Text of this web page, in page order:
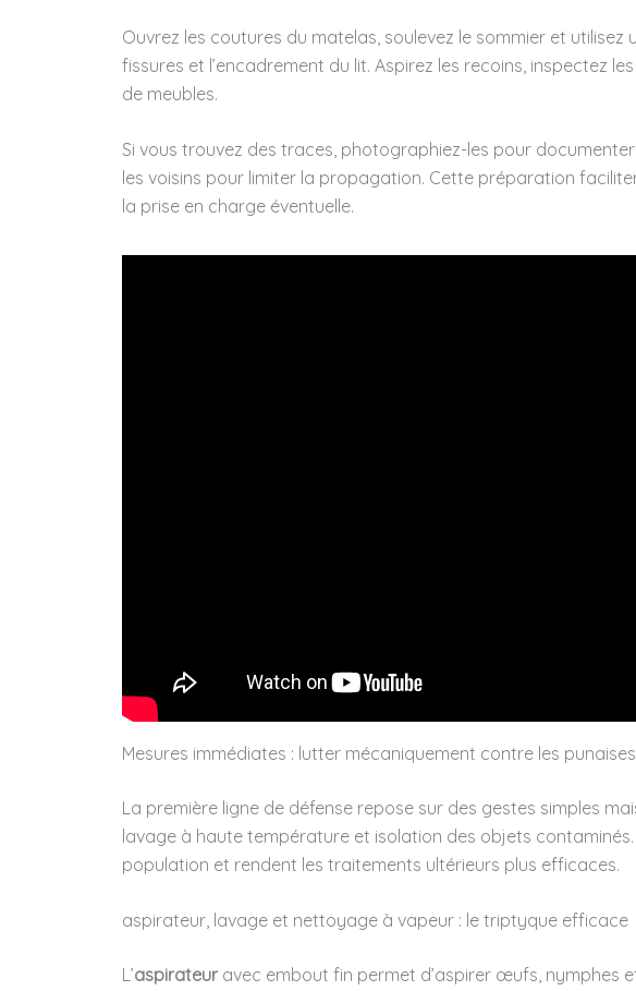
Ouvrez les coutures du matelas, soulevez le sommier et
fissures et l’encadrement du lit. Aspirez les recoins, inspectez
de meubles.
Si vous trouvez des traces, photographiez-les pour
les voisins pour limiter la propagation. Cette préparation
la prise en charge éventuelle.
Mesures immédiates : lutter mécaniquement contre les
La première ligne de défense repose sur des gestes simples
lavage à haute température et isolation des objets
population et rendent les traitements ultérieurs plus efficaces.
aspirateur, lavage et nettoyage à vapeur : le triptyque efficace
L’aspirateuravec embout fin permet d’aspirer œufs, nymphes